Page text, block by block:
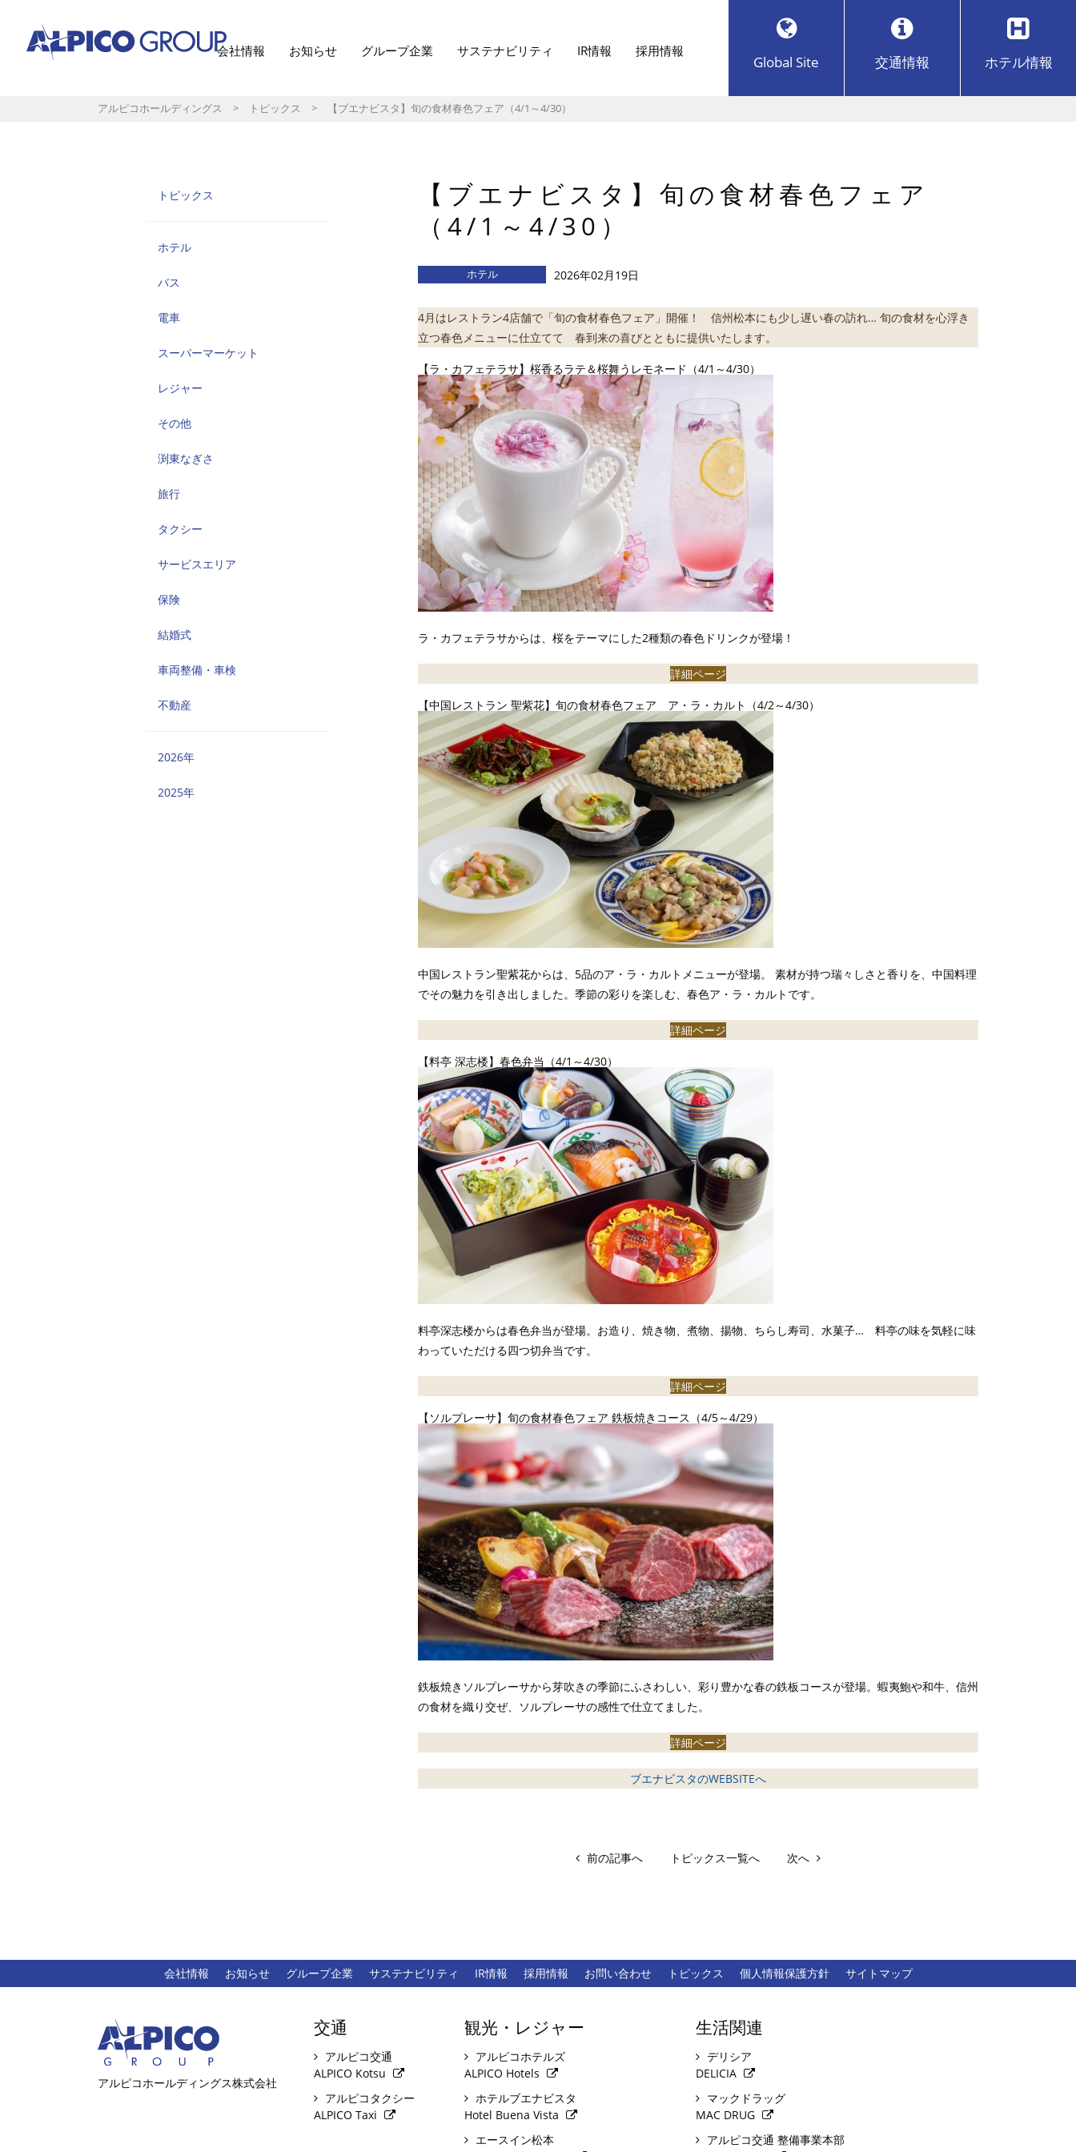
会社情報 お知らせ グループ企業 サステナビリティ IR情報 採用情報
Global Site 交通情報 ホテル情報
アルピコホールディングス > トピックス > 【ブエナビスタ】旬の食材春色フェア（4/1～4/30）
トピックス
ホテル
バス
電車
スーパーマーケット
レジャー
その他
渕東なぎさ
旅行
タクシー
サービスエリア
保険
結婚式
車両整備・車検
不動産
2026年
2025年
【ブエナビスタ】旬の食材春色フェア
（4/1～4/30）
ホテル 2026年02月19日
4月はレストラン4店舗で「旬の食材春色フェア」開催！ 信州松本にも少し遅い春の訪れ… 旬の食材を心浮き
立つ春色メニューに仕立てて 春到来の喜びとともに提供いたします。
【ラ・カフェテラサ】桜香るラテ＆桜舞うレモネード（4/1～4/30）
ラ・カフェテラサからは、桜をテーマにした2種類の春色ドリンクが登場！
詳細ページ
【中国レストラン 聖紫花】旬の食材春色フェア ア・ラ・カルト（4/2～4/30）
中国レストラン聖紫花からは、5品のア・ラ・カルトメニューが登場。 素材が持つ瑞々しさと香りを、中国料理
でその魅力を引き出しました。季節の彩りを楽しむ、春色ア・ラ・カルトです。
詳細ページ
【料亭 深志楼】春色弁当（4/1～4/30）
料亭深志楼からは春色弁当が登場。お造り、焼き物、煮物、揚物、ちらし寿司、水菓子… 料亭の味を気軽に味
わっていただける四つ切弁当です。
詳細ページ
【ソルプレーサ】旬の食材春色フェア 鉄板焼きコース（4/5～4/29）
鉄板焼きソルプレーサから芽吹きの季節にふさわしい、彩り豊かな春の鉄板コースが登場。蝦夷鮑や和牛、信州
の食材を織り交ぜ、ソルプレーサの感性で仕立てました。
詳細ページ
ブエナビスタのWEBSITEへ
前の記事へ トピックス一覧へ 次へ
会社情報 お知らせ グループ企業 サステナビリティ IR情報 採用情報 お問い合わせ トピックス 個人情報保護方針 サイトマップ
アルピコホールディングス株式会社
交通
アルピコ交通
ALPICO Kotsu
アルピコタクシー
ALPICO Taxi
観光・レジャー
アルピコホテルズ
ALPICO Hotels
ホテルブエナビスタ
Hotel Buena Vista
エースイン松本
生活関連
デリシア
DELICIA
マックドラッグ
MAC DRUG
アルピコ交通 整備事業本部